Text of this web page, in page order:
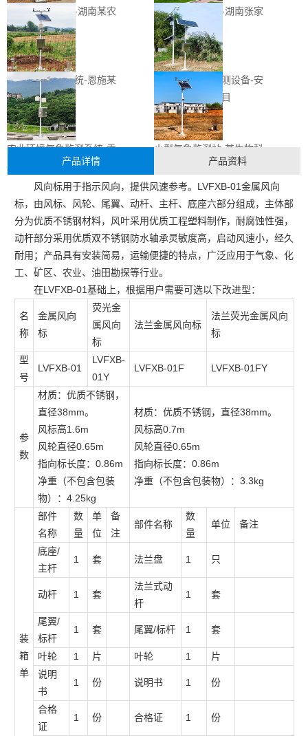
农业自动气象站-湖南某农
林监测系统项目
校园自动气象站-湖南张家
界某学校项目
农田气象监测系统-恩施某
农业监测项目
气象环境自动监测设备-安
徽某环境监测项目
农业环境气象监测系统-重
庆某农林项目
小型气象监测站-某生物科
产品详情 产品资料
风向标用于指示风向，提供风速参考。LVFXB-01金属风向
标，由风标、风轮、尾翼、动杆、主杆、底座六部分组成，主体部
分为优质不锈钢材料，风叶采用优质工程塑料制作，耐腐蚀性强，
动杆部分采用优质双不锈钢防水轴承灵敏度高，启动风速小，经久
耐用；产品具有安装简易，运输便捷的特点，广泛应用于气象、化
工、矿区、农业、油田勘探等行业。
在LVFXB-01基础上，根据用户需要可选以下改进型：
名
称
金属风向
标
荧光金
属风向
标
法兰金属风向标
法兰荧光金属风向
标
型
号
LVFXB-01
LVFXB-
01Y
LVFXB-01F LVFXB-01FY
参
数
材质：优质不锈钢，
直径38mm。
风标高1.6m
风轮直径0.65m
指向标长度：0.86m
净重（不包含包装
物）：4.25kg
材质：优质不锈钢，直径38mm。
风标高0.7m
风轮直径0.65m
指向标长度：0.86m
净重（不包含包装物）：3.3kg
装
箱
单
部件
名称
数
量
单
位
备
注
部件名称
数
量
单位 备注
底座/
主杆
1 套 法兰盘 1 只
动杆 1 套
法兰式动
杆
1 套
尾翼/
标杆
1 套 尾翼/标杆 1 套
叶轮 1 片 叶轮 1
片
说明
书
1 份 说明书 1 份
合格
证
1 份 合格证 1 份